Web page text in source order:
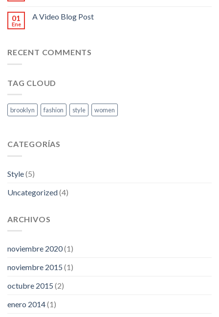
01
Ene
A Video Blog Post
RECENT COMMENTS
TAG CLOUD
brooklyn fashion style women
CATEGORÍAS
Style(5)
Uncategorized(4)
ARCHIVOS
noviembre 2020(1)
noviembre 2015 (1)
octubre 2015 (2)
enero 2014(1)